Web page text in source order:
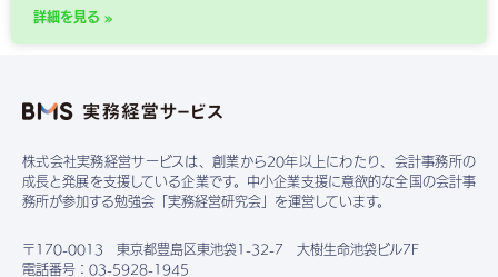
詳細を見る »
株式会社実務経営サービスは、創業から20年以上にわたり、会計事務所の
成長と発展を支援している企業です。中小企業支援に意欲的な全国の会計事
務所が参加する勉強会「実務経営研究会」を運営しています。
〒170-0013 東京都豊島区東池袋1-32-7 大樹生命池袋ビル7F
電話番号：03-5928-1945